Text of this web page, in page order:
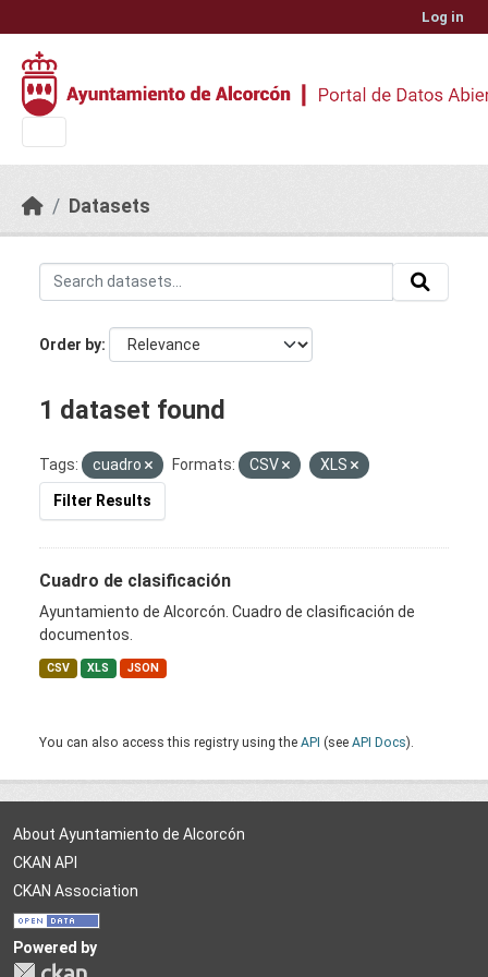
Log in
Datasets
Order by
1 dataset found
Tags: cuadro Formats: CSV XLS
Filter Results
Cuadro de clasificación
Ayuntamiento de Alcorcón. Cuadro de clasificación de
documentos.
CSV XLS JSON
You can also access this registry using the API (see API Docs).
About Ayuntamiento de Alcorcón
CKAN API
CKAN Association
Powered by